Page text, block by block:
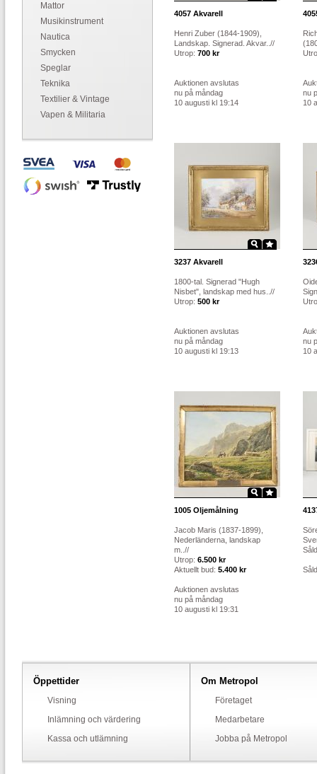
Mattor
Musikinstrument
Nautica
Smycken
Speglar
Teknika
Textilier & Vintage
Vapen & Militaria
4057 Akvarell
Henri Zuber (1844-1909),
Landskap. Signerad. Akvar..//
Utrop: 700 kr
Auktionen avslutas
nu på måndag
10 augusti kl 19:14
nu
10
3237 Akvarell
1800-tal. Signerad "Hugh
Nisbet", landskap med hus..//
Utrop: 500 kr
Auktionen avslutas
nu på måndag
10 augusti kl 19:13
nu
10
1005 Oljemålning
Jacob Maris (1837-1899),
Nederländerna, landskap
m..//
Utrop: 6.500 kr
Aktuellt bud: 5.400 kr
Auktionen avslutas
nu på måndag
10 augusti kl 19:31
Öppettider
Visning
Inlämning och värdering
Kassa och utlämning
Om Metropol
Företaget
Medarbetare
Jobba på Metropol